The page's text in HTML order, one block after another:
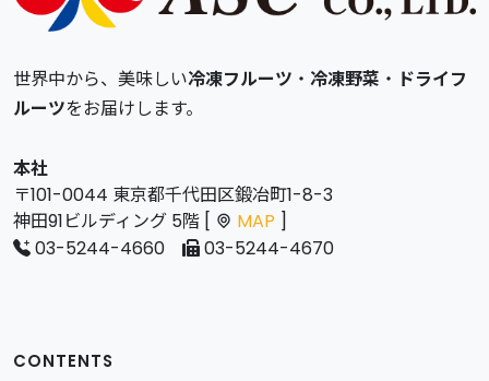
世界中から、美味しい冷凍フルーツ ・ 冷凍野菜 ・ ドライフ
ルーツをお届けします。
本社
〒101-0044 東京都千代田区鍛冶町1-8-3
神田91ビルディング 5階 [
MAP ]
03-5244-4660
03-5244-4670
CONTENTS